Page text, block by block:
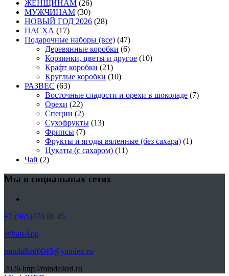
ЖЕНЩИНАМ (26)
МУЖЧИНАМ (30)
НОВЫЙ ГОД 2026 (28)
ПАСХА (17)
Подарочные наборы (все) (47)
Деревянные коробки (6)
Корзинки, цветы и другое (10)
Крафт коробки (21)
Круглые коробки (10)
РАЗВЕС (63)
Восточные сладости и орехи в шоколаде (7)
Орехи (22)
Специи (2)
Сухофрукты (13)
Фрипсы (7)
Фрукты и ягоды вяленные (без сахара) (1)
Цукаты (с сахаром) (11)
Чай (2)
Мы в социальных сетях
+7 (965)470 00 45
WhatsApp
mindalkrd0045@yandex.ru
2026 http://mindalkrd.ru